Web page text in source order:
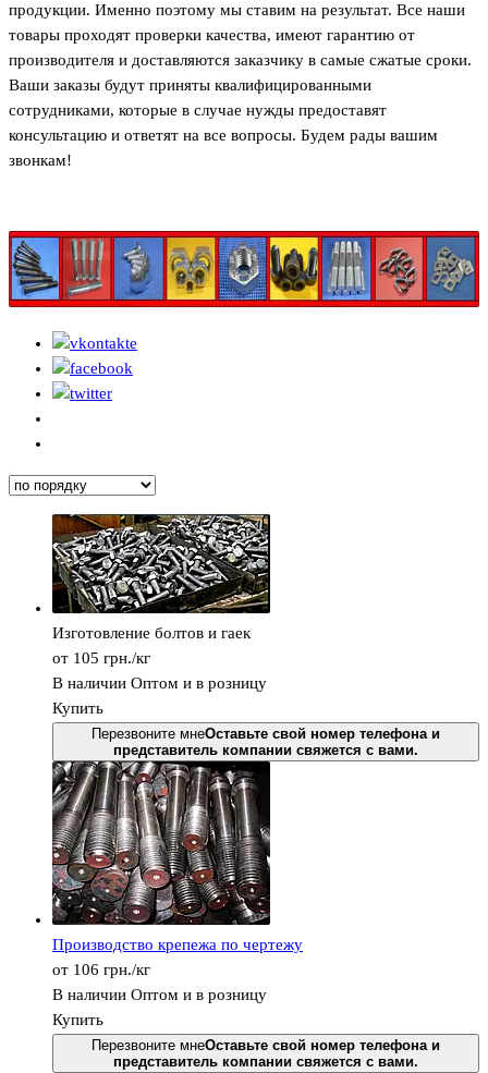
продукции. Именно поэтому мы ставим на результат. Все наши
товары проходят проверки качества, имеют гарантию от
производителя и доставляются заказчику в самые сжатые сроки.
Ваши заказы будут приняты квалифицированными
сотрудниками, которые в случае нужды предоставят
консультацию и ответят на все вопросы. Будем рады вашим
звонкам!
Изготовление болтов и гаек
от 105 грн./кг
В наличии Оптом и в розницу
Купить
Перезвоните мнеОставьте свой номер телефона и
представитель компании свяжется с вами.
Производство крепежа по чертежу
от 106 грн./кг
В наличии Оптом и в розницу
Купить
Перезвоните мнеОставьте свой номер телефона и
представитель компании свяжется с вами.